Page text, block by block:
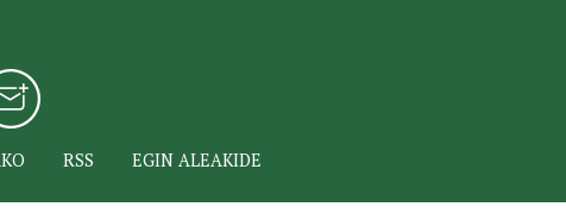
RSS EGIN ALEAKIDE